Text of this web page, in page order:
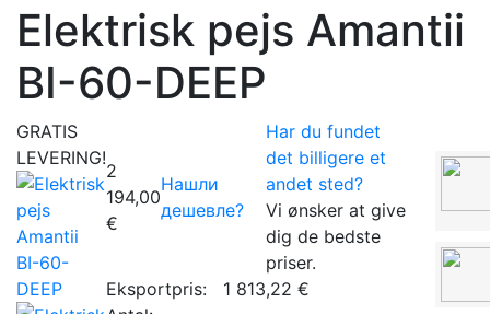
Elektrisk pejs Amantii
BI-60-DEEP
GRATIS
LEVERING!
2
194,00
€
Нашли
дешевле?
Har du fundet
det billigere et
andet sted?
Vi ønsker at give
dig de bedste
priser.
Eksportpris:
1 813,22 €